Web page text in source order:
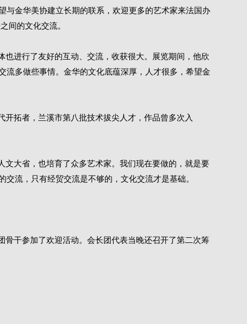
与金华美协建立长期的联系，欢迎更多的艺术家来法国办
间的文化交流。
进行了友好的互动、交流，收获很大。展览期间，他欣
流多做些事情。金华的文化底蕴深厚，人才很多，希望金
拓者，兰溪市第八批技术拔尖人才，作品曾多次入
大省，也培育了众多艺术家。我们现在要做的，就是要
流，只有经贸交流是不够的，文化交流才是基础。
干参加了欢迎活动。会长团代表当晚还召开了第二次筹